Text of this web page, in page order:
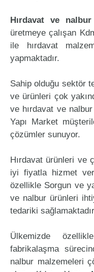
Hırdavat ve nalbur
üretmeye çalışan
ile hırdavat
yapmaktadır.
Sahip olduğu sektör
ve ürünleri çok
ve hırdavat ve
Yapı Market
çözümler sunuyor.
Hırdavat ürünleri ve
iyi fiyatla hizmet
özellikle Sorgun ve
ve nalbur ürünleri
tedariki
Ülkemizde
fabrikalaşma
nalbur malzemeleri